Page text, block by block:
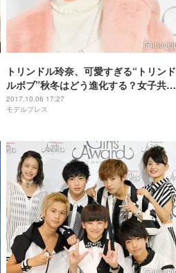
トリンドル玲奈、可愛すぎる“トリンド
ルボブ”秋冬はどう進化する？女子共感
の“あるある”に葛藤中＜モデルプレス
インタビュー＞
2017.10.06 17:27
モデルプレス